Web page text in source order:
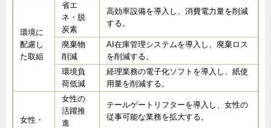
環境に
配慮し
た取組
省エ
ネ・脱
炭素
高効率設備を導入し、消費電力量を削減
する。
廃棄物
削減
AI在庫管理システムを導入し、廃棄ロス
を削減する。
環境負
荷低減
経理業務の電子化ソフトを導入し、紙使
用量を削減する。
女性・
女性の
活躍推
進
テールゲートリフターを導入し、女性の
従事可能な業務を拡大する。